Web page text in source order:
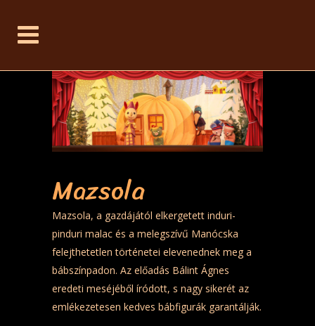
Mazsola
Mazsola, a gazdájától elkergetett induri-
pinduri malac és a melegszívű Manócska
felejthetetlen történetei elevenednek meg a
bábszínpadon. Az előadás Bálint Ágnes
eredeti meséjéből íródott, s nagy sikerét az
emlékezetesen kedves bábfigurák garantálják.